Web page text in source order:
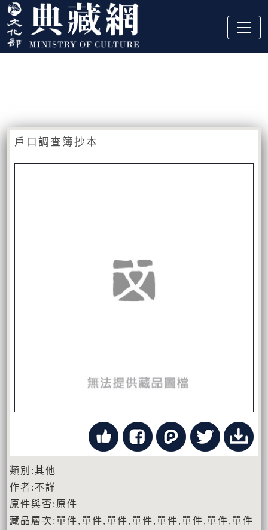
跳到主要內容
:::
戶口調查簿抄本
類別:其他
作者:不詳
原件與否:原件
藏品層次:單件,單件,單件,單件,單件,單件,單件,單件